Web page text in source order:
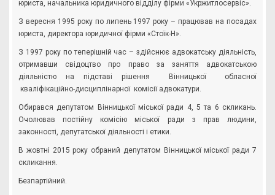
юриста, начальника юридичного відділу фірми «Укржитлосервіс».
З вересня 1995 року по липень 1997 року – працював на посадах
юриста, директора юридичної фірми «Стоїк-Н».
З 1997 року по теперішній час – здійснює адвокатську діяльність,
отримавши свідоцтво про право за заняття адвокатською
діяльністю на підставі рішення Вінницької обласної
кваліфікаційно-дисциплінарної комісії адвокатури.
Обирався депутатом Вінницької міської ради 4, 5 та 6 скликань.
Очолював постійну комісію міської ради з прав людини,
законності, депутатської діяльності і етики.
В жовтні 2015 року обраний депутатом Вінницької міської ради 7
скликання.
Безпартійний.